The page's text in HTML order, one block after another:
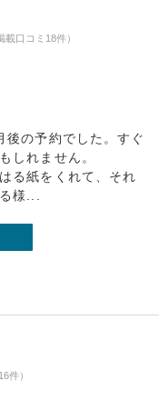
口コミ18件）
後の予約でした。すぐ
しれません。
る紙をくれて、それ
様...
件）